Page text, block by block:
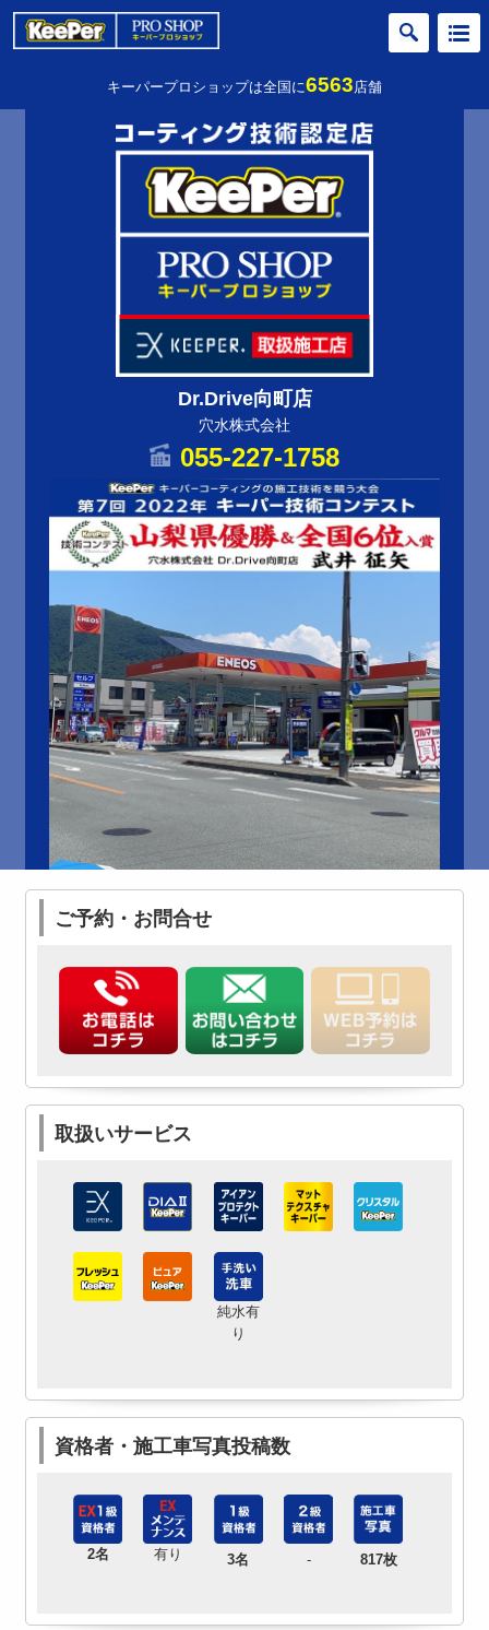
キーパープロショップは全国に6563店舗
Dr.Drive向町店
穴水株式会社
055-227-1758
ご予約・お問合せ
取扱いサービス
純水有
り
資格者・施工車写真投稿数
2名 有り 3名 - 817枚